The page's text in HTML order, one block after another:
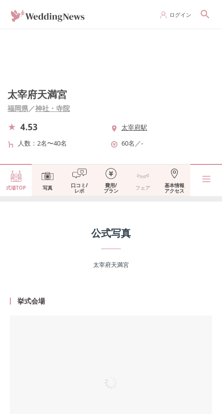
ログイン
太宰府天満宮
福岡県／神社・寺院
4.53
太宰府駅
人数
2名〜40名 60名 ／-
式場TOP 写真 口コミ/
レポ
費用/
プラン フェア 基本情報
アクセス
公式写真
太宰府天満宮
挙式会場